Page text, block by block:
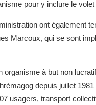
pour y inclure le
ont également
Marcoux, qui se sont
organisme à but non
depuis juillet
usagers, transport